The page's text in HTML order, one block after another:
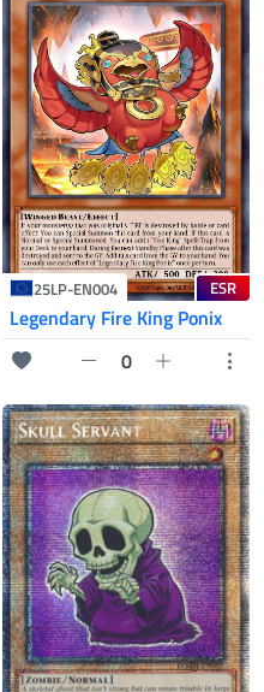
25LP-EN004 ESR
Legendary Fire King Ponix
0